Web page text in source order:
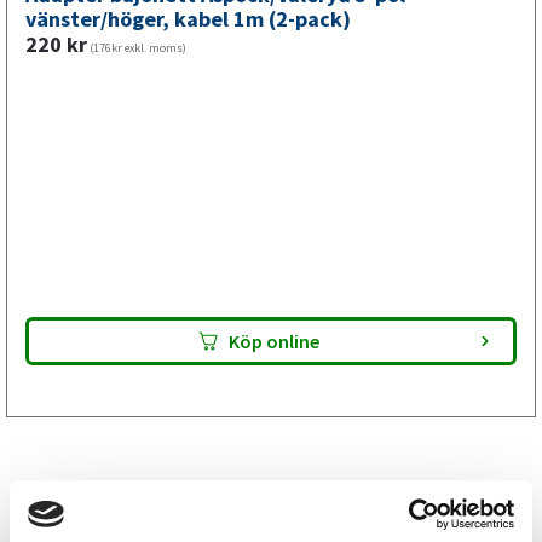
mm,
M8
vänster/höger, kabel 1m (2-pack)
220 kr (176kr exkl. moms)
Köp online